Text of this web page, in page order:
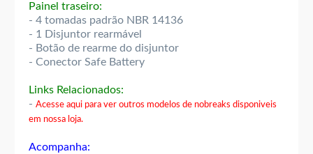
Painel traseiro:
- 4 tomadas padrão NBR 14136
- 1 Disjuntor rearmável
- Botão de rearme do disjuntor
- Conector Safe Battery
Links Relacionados:
- Acesse aqui para ver outros modelos de nobreaks disponiveis
em nossa loja.
Acompanha: